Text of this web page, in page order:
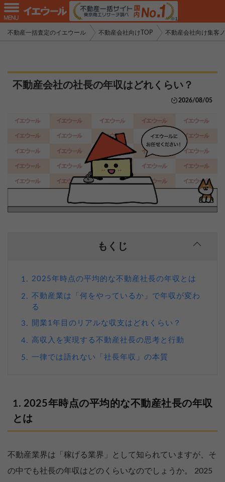
不動産一括査定のイエウール 不動産会社向けTOP 不動産会社向け集客
不動産会社の社長の年収はどれくらい？
2026/08/05
もくじ
1. 2025年時点の平均的な不動産社長の年収とは
2. 不動産業は「何をやっているか」で年収が変わ
る
3. 開業1年目のリアルな収支はどれくらい？
4. 高収入を実現する不動産社長の思考と行動
5. 一律では語れない「社長年収」の本質
2025年時点の平均的な不動産社長の年収
とは
不動産業界は「稼げる業界」として知られていますが、そ
の中でも社長の年収はどのくらいなのでしょうか。 2025